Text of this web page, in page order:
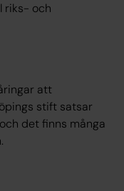
riks- och
att
stift satsar
det finns många